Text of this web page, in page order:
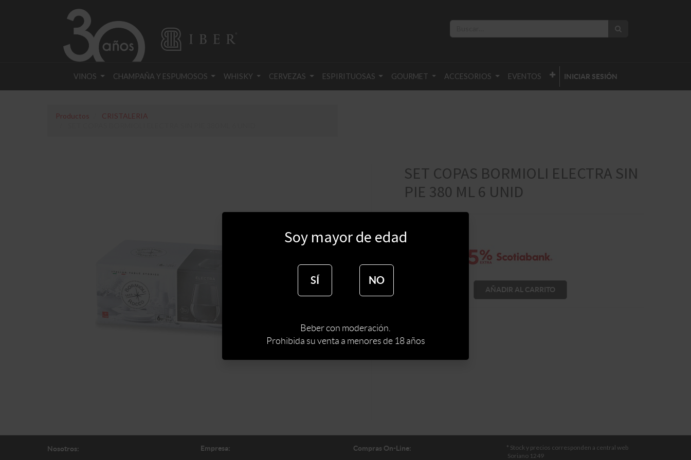
VINOS CHAMPAÑA Y ESPUMOSOS WHISKY CERVEZAS ESPIRITUOSAS GOURMET ACCESORIOS EVENTOS INICIAR SESIÓN
Productos
CRISTALERIA
SET COPAS BORMIOLI ELECTRA SIN
PIE 380 ML 6 UNID
$
AÑADIR AL CARRITO
Nosotros: Empresa: Compras On-Line:
* Stock y precios corresponden a central web
Soriano 1249
Soy mayor de edad
SÍ NO
Beber con moderación.
Prohibida su venta a menores de 18 años